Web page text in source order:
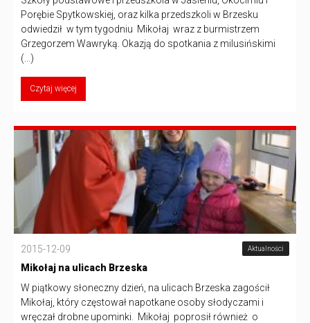
Porębie Spytkowskiej, oraz kilka przedszkoli w Brzesku
odwiedził w tym tygodniu Mikołaj wraz z burmistrzem
Grzegorzem Wawryką. Okazją do spotkania z milusińskimi
(...)
Czytaj więcej
2015-12-09 Aktualności
Mikołaj na ulicach Brzeska
W piątkowy słoneczny dzień, na ulicach Brzeska zagościł
Mikołaj, który częstował napotkane osoby słodyczami i
wręczał drobne upominki. Mikołaj poprosił również o